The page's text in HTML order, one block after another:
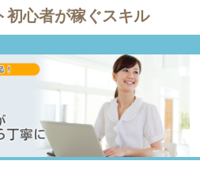
初心者が稼ぐスキル